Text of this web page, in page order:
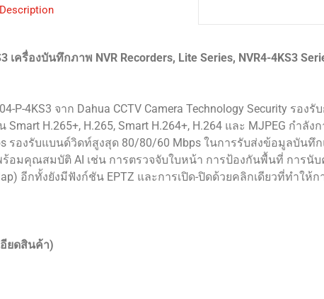
Description
เครื่องบันทึกภาพ NVR Recorders, Lite Series, NVR4-4KS3
P-4KS3 จาก Dahua CCTV Camera Technology Security ร
H.265+, H.265, Smart H.264+, H.264 และ MJPEG กำลั
รองรับแบนด์วิดท์สูงสุด 80/80/60 Mbps ในการรับส่งข้อมูลบันทึ
ร้อมคุณสมบัติ AI เช่น การตรวจจับใบหน้า การป้องกันพื้นที่ การนั
อีกทั้งยังมีฟังก์ชัน EPTZ และการเปิด-ปิดด้วยคลิกเดียวที่ทำให้
อียดสินค้า)